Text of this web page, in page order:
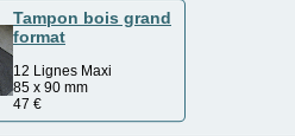
Tampon bois grand
format
12 Lignes Maxi
85 x 90 mm
47 €